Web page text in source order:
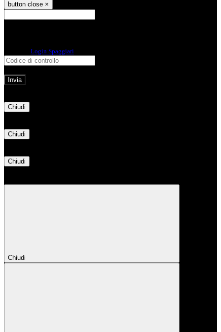
button close ×
Login Spaggiari
Chiudi
Chiudi
Chiudi
Chiudi